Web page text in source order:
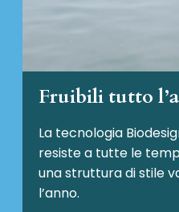
Fruibili tutto
La tecnologia
resiste a tutte le
una struttura di stile
l’anno.